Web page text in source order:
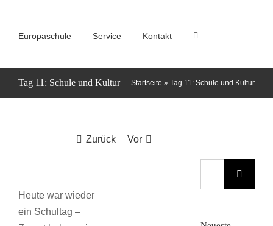
Europaschule Service Kontakt
Tag 11: Schule und Kultur Startseite » Tag 11: Schule und Kultur
Zurück Vor
Heute war wieder
ein Schultag –